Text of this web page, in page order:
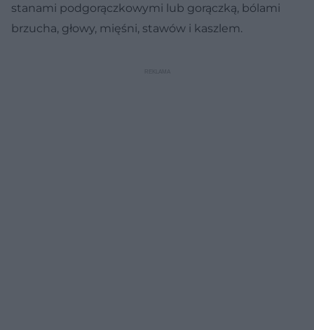
stanami podgorączkowymi lub gorączką, bólami
brzucha, głowy, mięśni, stawów i kaszlem.